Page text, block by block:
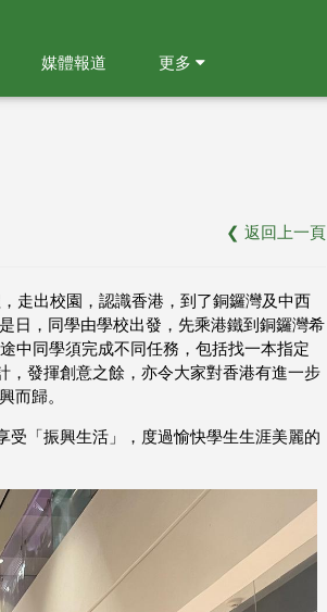
媒體報道 更多
❮ 返回上一頁
走出校園，認識香港，到了銅鑼灣及中西
日，同學由學校出發，先乘港鐵到銅鑼灣希
中同學須完成不同任務，包括找一本指定
，發揮創意之餘，亦令大家對香港有進一步
而歸。
「振興生活」，度過愉快學生生涯美麗的